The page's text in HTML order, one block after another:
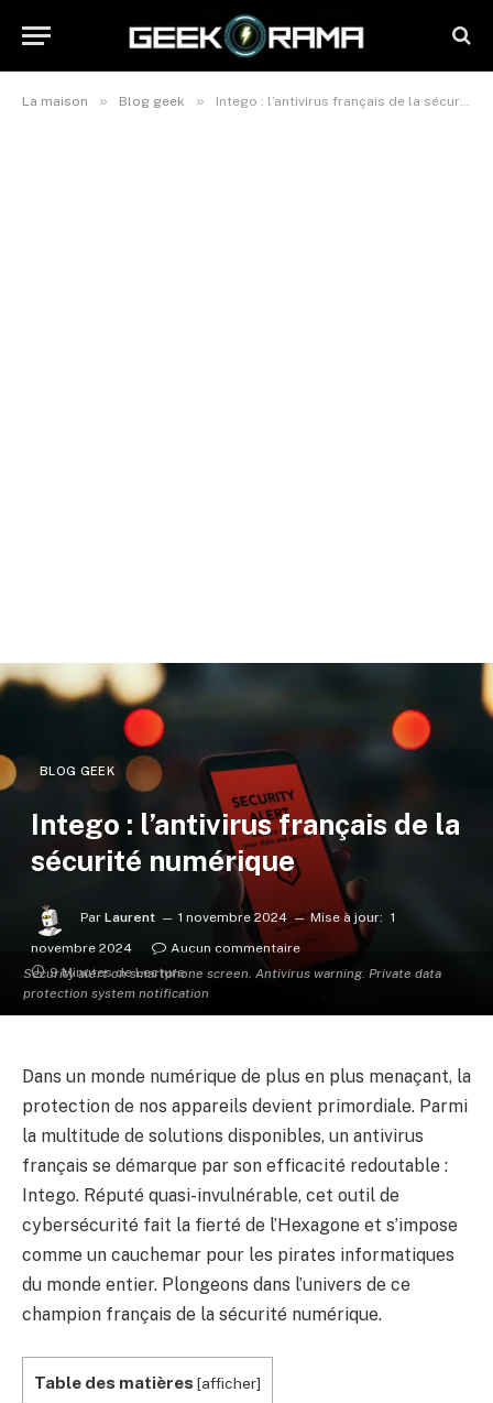
La maison » Blog geek » Intego : l’antivirus français de la sécurité numérique
Security alert on smartphone screen. Antivirus warning. Private data
protection system notification
BLOG GEEK
Intego : l’antivirus français de la
sécurité numérique
Par Laurent 1 novembre 2024 Mise à jour: 1
novembre 2024
Aucun commentaire
9 Minutes de Lecture
Dans un monde numérique de plus en plus menaçant, la
protection de nos appareils devient primordiale. Parmi
la multitude de solutions disponibles, un antivirus
français se démarque par son efficacité redoutable :
Intego. Réputé quasi-invulnérable, cet outil de
cybersécurité fait la fierté de l’Hexagone et s’impose
comme un cauchemar pour les pirates informatiques
du monde entier. Plongeons dans l’univers de ce
champion français de la sécurité numérique.
Table des matières [afficher]